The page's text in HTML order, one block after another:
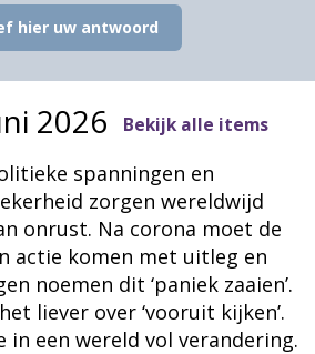
hier uw antwoord
2026 Bekijk alle items
spanningen en
zorgen wereldwijd
onrust. Na corona moet de
actie komen met uitleg en
noemen dit ‘paniek zaaien’.
liever over ‘vooruit kijken’.
in een wereld vol verandering.